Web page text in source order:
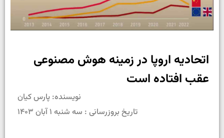
اتحادیه اروپا در زمینه هوش مصنوعی
عقب افتاده است
نویسنده: پارس کیان
تاریخ بروزرسانی : سه شنبه ۱ آبان ۱۴۰۳